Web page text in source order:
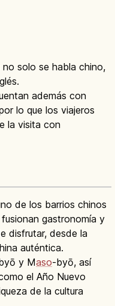
solo se habla chino,
además con
lo que los viajeros
la visita con
de los barrios chinos
gastronomía y
disfrutar, desde la
auténtica.
y Maso-byō, así
el Año Nuevo
de la cultura